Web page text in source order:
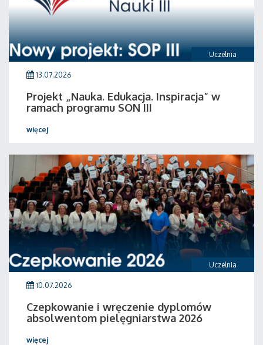
Uczelnia
13.07.2026
Projekt „Nauka. Edukacja. Inspiracja” w
ramach programu SON III
więcej
Uczelnia
10.07.2026
Czepkowanie i wręczenie dyplomów
absolwentom pielęgniarstwa 2026
więcej